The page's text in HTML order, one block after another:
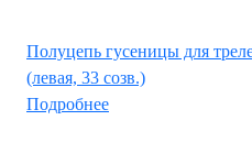
Полуцепь гусеницы для
(левая, 33 созв.)
Подробнее